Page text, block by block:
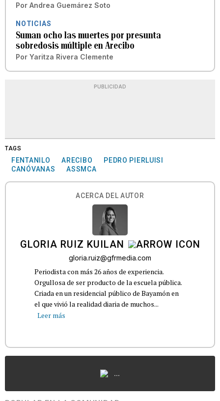
Por Andrea Guemárez Soto
NOTICIAS
Suman ocho las muertes por presunta
sobredosis múltiple en Arecibo
Por Yaritza Rivera Clemente
PUBLICIDAD
TAGS
FENTANILO ARECIBO
PEDRO PIERLUISI
CANÓVANAS
ASSMCA
ACERCA DEL AUTOR
GLORIA RUIZ KUILAN
gloria.ruiz@gfrmedia.com
Periodista con más 26 años de experiencia.
Orgullosa de ser producto de la escuela pública.
Criada en un residencial público de Bayamón en
el que vivió la realidad diaria de muchos...
Leer más
...